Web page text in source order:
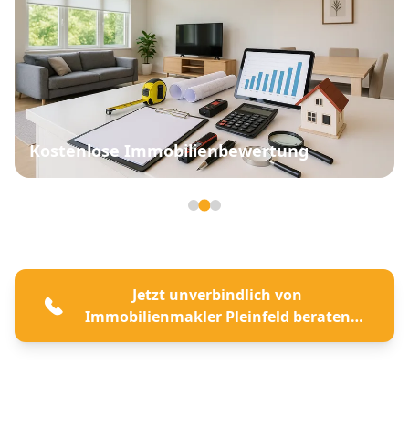
Kostenlose Immobilienbewertung
Jetzt unverbindlich von
Immobilienmakler Pleinfeld beraten
lassen